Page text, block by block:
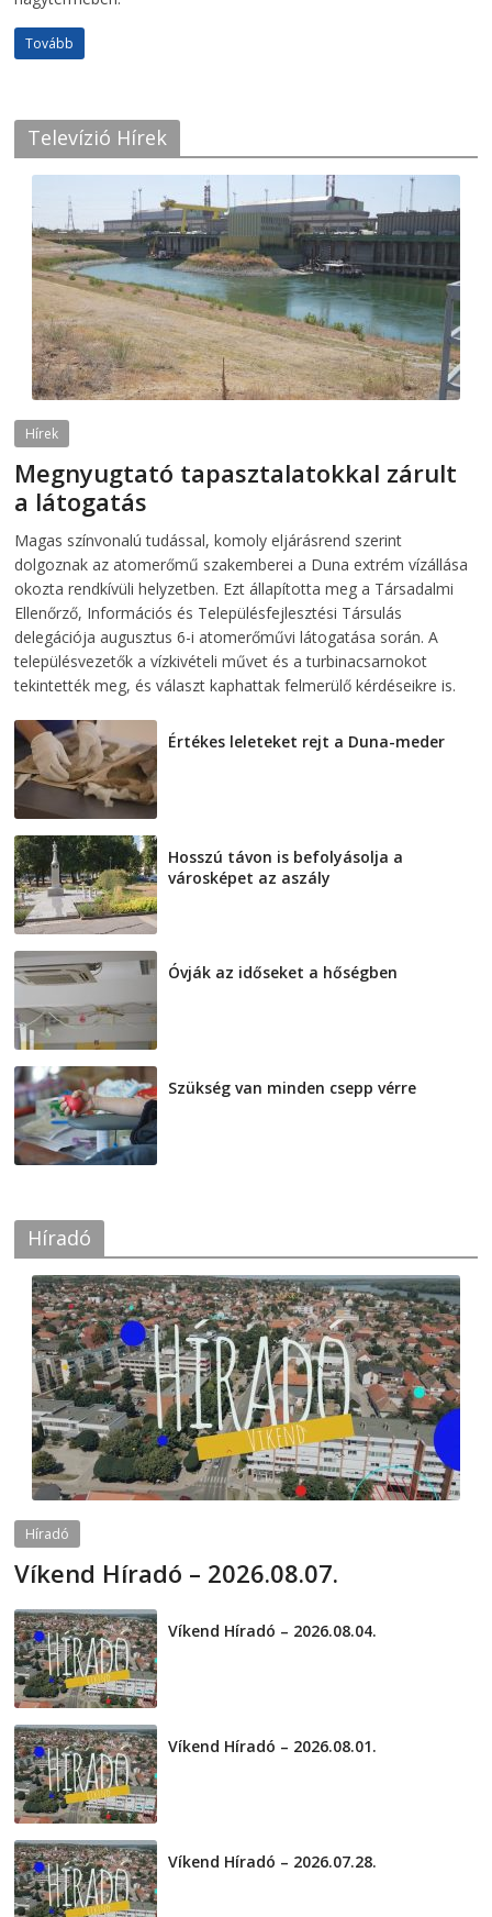
Tovább
Televízió Hírek
Hírek
Megnyugtató tapasztalatokkal zárult
a látogatás
Magas színvonalú tudással, komoly eljárásrend szerint
dolgoznak az atomerőmű szakemberei a Duna extrém vízállása
okozta rendkívüli helyzetben. Ezt állapította meg a Társadalmi
Ellenőrző, Információs és Településfejlesztési Társulás
delegációja augusztus 6-i atomerőművi látogatása során. A
településvezetők a vízkivételi művet és a turbinacsarnokot
tekintették meg, és választ kaphattak felmerülő kérdéseikre is.
Értékes leleteket rejt a Duna-meder
Hosszú távon is befolyásolja a
városképet az aszály
Óvják az időseket a hőségben
Szükség van minden csepp vérre
Híradó
Híradó
Víkend Híradó – 2026.08.07.
Víkend Híradó – 2026.08.04.
Víkend Híradó – 2026.08.01.
Víkend Híradó – 2026.07.28.